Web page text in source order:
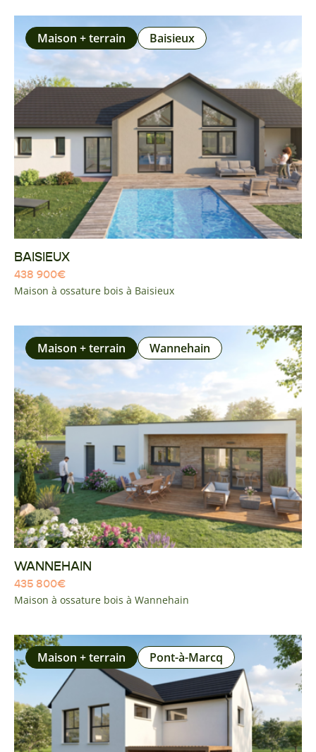
Maison + terrain Baisieux
BAISIEUX
438 900€
Maison à ossature bois à Baisieux
Maison + terrain Wannehain
WANNEHAIN
435 800€
Maison à ossature bois à Wannehain
Maison + terrain Pont-à-Marcq